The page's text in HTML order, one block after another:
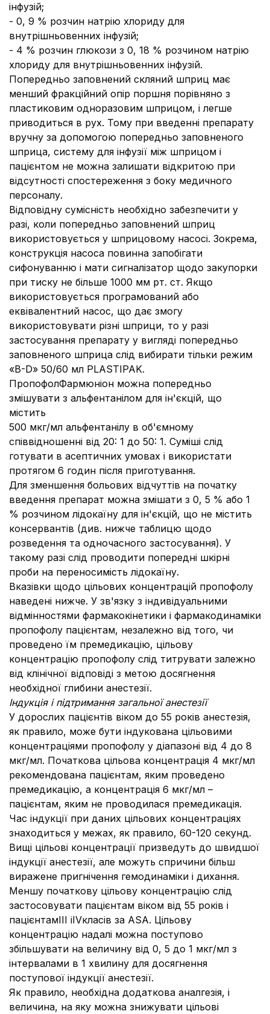
інфузій;
- 0, 9 % розчин натрію хлориду для
внутрішньовенних інфузій;
- 4 % розчин глюкози з 0, 18 % розчином натрію
хлориду для внутрішньовенних інфузій.
Попередньо заповнений скляний шприц має
менший фракційний опір поршня порівняно з
пластиковим одноразовим шприцом, і легше
приводиться в рух. Тому при введенні препарату
вручну за допомогою попередньо заповненого
шприца, систему для інфузії між шприцом і
пацієнтом не можна залишати відкритою при
відсутності спостереження з боку медичного
персоналу.
Відповідну сумісність необхідно забезпечити у
разі, коли попередньо заповнений шприц
використовується у шприцовому насосі. Зокрема,
конструкція насоса повинна запобігати
сифонуванню і мати сигналізатор щодо закупорки
при тиску не більше 1000 мм рт. ст. Якщо
використовується програмований або
еквівалентний насос, що дає змогу
використовувати різні шприци, то у разі
застосування препарату у вигляді попередньо
заповненого шприца слід вибирати тільки режим
«B-D» 50/60 мл PLASTIPAK.
ПропофолФармюніон можна попередньо
змішувати з альфентанілом для ін'єкцій, що
містить
500 мкг/мл альфентанілу в об'ємному
співвідношенні від 20: 1 до 50: 1. Суміші слід
готувати в асептичних умовах і використати
протягом 6 годин після приготування.
Для зменшення больових відчуттів на початку
введення препарат можна змішати з 0, 5 % або 1
% розчином лідокаїну для ін'єкцій, що не містить
консервантів (див. нижче таблицю щодо
розведення та одночасного застосування). У
такому разі слід проводити попередні шкірні
проби на переносимість лідокаїну.
Вказівки щодо цільових концентрацій пропофолу
наведені нижче. У зв'язку з індивідуальними
відмінностями фармакокінетики і фармакодинаміки
пропофолу пацієнтам, незалежно від того, чи
проведено їм премедикацію, цільову
концентрацію пропофолу слід титрувати залежно
від клінічної відповіді з метою досягнення
необхідної глибини анестезії.
Індукція і підтримання загальної анестезії
У дорослих пацієнтів віком до 55 років анестезія,
як правило, може бути індукована цільовими
концентраціями пропофолу у діапазоні від 4 до 8
мкг/мл. Початкова цільова концентрація 4 мкг/мл
рекомендована пацієнтам, яким проведено
премедикацію, а концентрація 6 мкг/мл –
пацієнтам, яким не проводилася премедикація.
Час індукції при даних цільових концентраціях
знаходиться у межах, як правило, 60-120 секунд.
Вищі цільові концентрації призведуть до швидшої
індукції анестезії, але можуть спричини більш
виражене пригнічення гемодинаміки і дихання.
Меншу початкову цільову концентрацію слід
застосовувати пацієнтам віком від 55 років і
пацієнтамIII іIVкласів за ASA. Цільову
концентрацію надалі можна поступово
збільшувати на величину від 0, 5 до 1 мкг/мл з
інтервалами в 1 хвилину для досягнення
поступової індукції анестезії.
Як правило, необхідна додаткова аналгезія, і
величина, на яку можна знижувати цільові